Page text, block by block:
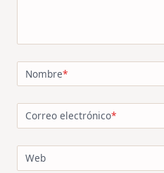
Nombre*
Correo electrónico*
Web